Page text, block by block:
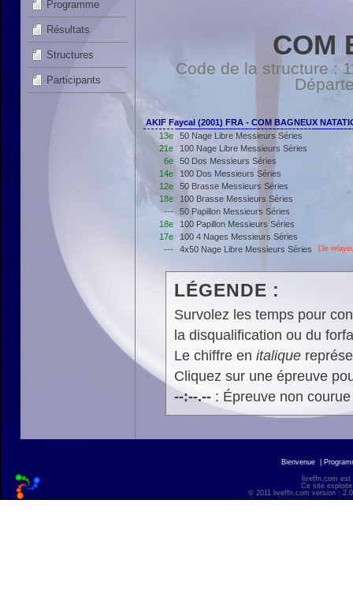
Programme
Résultats
Structures
Participants
COM
Code de la structure :
AKIF Faycal (2001) FRA - COM BAGNEUX
13e
50 Nage Libre Messieurs Séries
21e
100 Nage Libre Messieurs Séries
6e
50 Dos Messieurs Séries
14e
100 Dos Messieurs Séries
12e
50 Brasse Messieurs Séries
18e
100 Brasse Messieurs Séries
---
50 Papillon Messieurs Séries
18e
100 Papillon Messieurs Séries
17e
100 4 Nages Messieurs Séries
---
4x50 Nage Libre Messieurs Séries [3e
LÉGENDE :
Survolez les temps pour
la disqualification ou du
Le chiffre en italique
Cliquez sur une épreuve
--:--.--: Épreuve non
Bienvenue
liveffn.com est
Ce site
© 2011 liveffn.com version :